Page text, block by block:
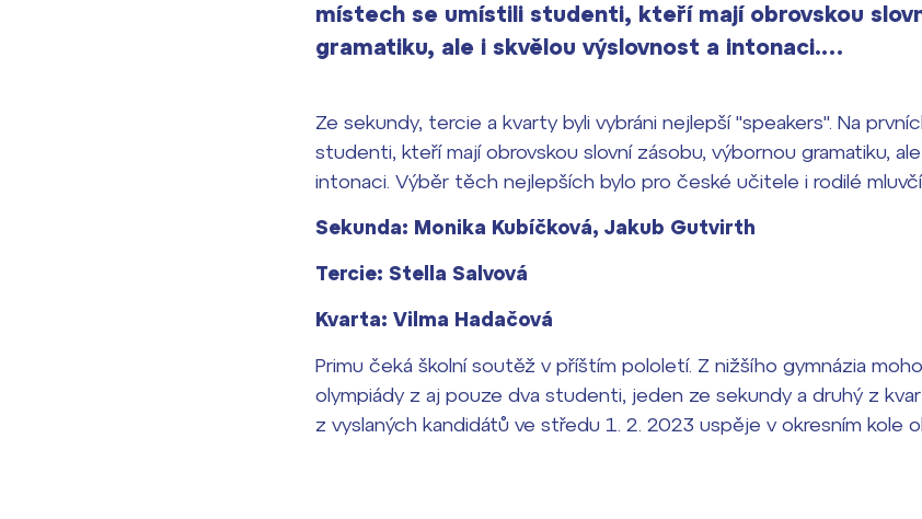
místech se umístili studenti, kteří mají obrovskou
gramatiku, ale i skvělou výslovnost a intonaci.…
Ze sekundy, tercie a kvarty byli vybráni nejlepší "speakers". Na
studenti, kteří mají obrovskou slovní zásobu, výbornou gramatiku,
intonaci. Výběr těch nejlepších bylo pro české učitele i rodilé
Sekunda: Monika Kubíčková, Jakub Gutvirth
Tercie: Stella Salvová
Kvarta: Vilma Hadačová
Primu čeká školní soutěž v příštím pololetí. Z nižšího gymnázia
olympiády z aj pouze dva studenti, jeden ze sekundy a druhý z
z vyslaných kandidátů ve středu 1. 2. 2023 uspěje v okresním kole